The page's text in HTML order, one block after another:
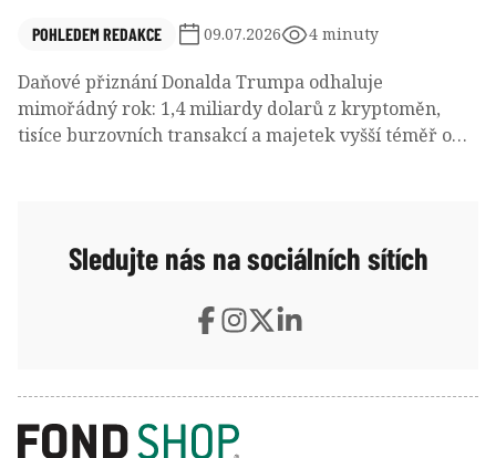
POHLEDEM REDAKCE 09.07.2026 4 minuty
Daňové přiznání Donalda Trumpa odhaluje
mimořádný rok: 1,4 miliardy dolarů z kryptoměn,
tisíce burzovních transakcí a majetek vyšší téměř o
Sledujte nás na sociálních sítích